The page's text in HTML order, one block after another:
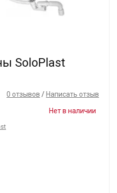
SoloPlast
0 отзывов / Написать отзыв
Нет в наличии